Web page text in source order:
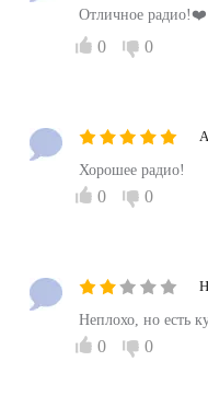
Отличное радио!❤️
0 0
Хорошее радио!
0 0
Неплохо, но есть
0 0